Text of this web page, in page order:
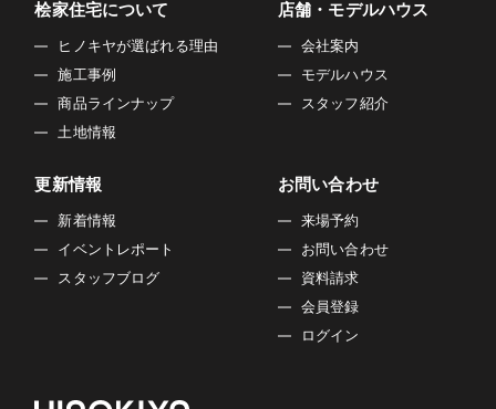
桧家住宅について
ヒノキヤが選ばれる理由
施工事例
商品ラインナップ
土地情報
店舗・モデルハウス
会社案内
モデルハウス
スタッフ紹介
更新情報
新着情報
イベントレポート
スタッフブログ
お問い合わせ
来場予約
お問い合わせ
資料請求
会員登録
ログイン